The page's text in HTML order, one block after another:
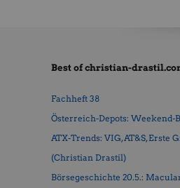
Best of christian-
Fachheft 38
Österreich-Depots: Weekend-
ATX-Trends: VIG, AT&S, Erste
(Christian Drastil)
Börsegeschichte 20.5.: